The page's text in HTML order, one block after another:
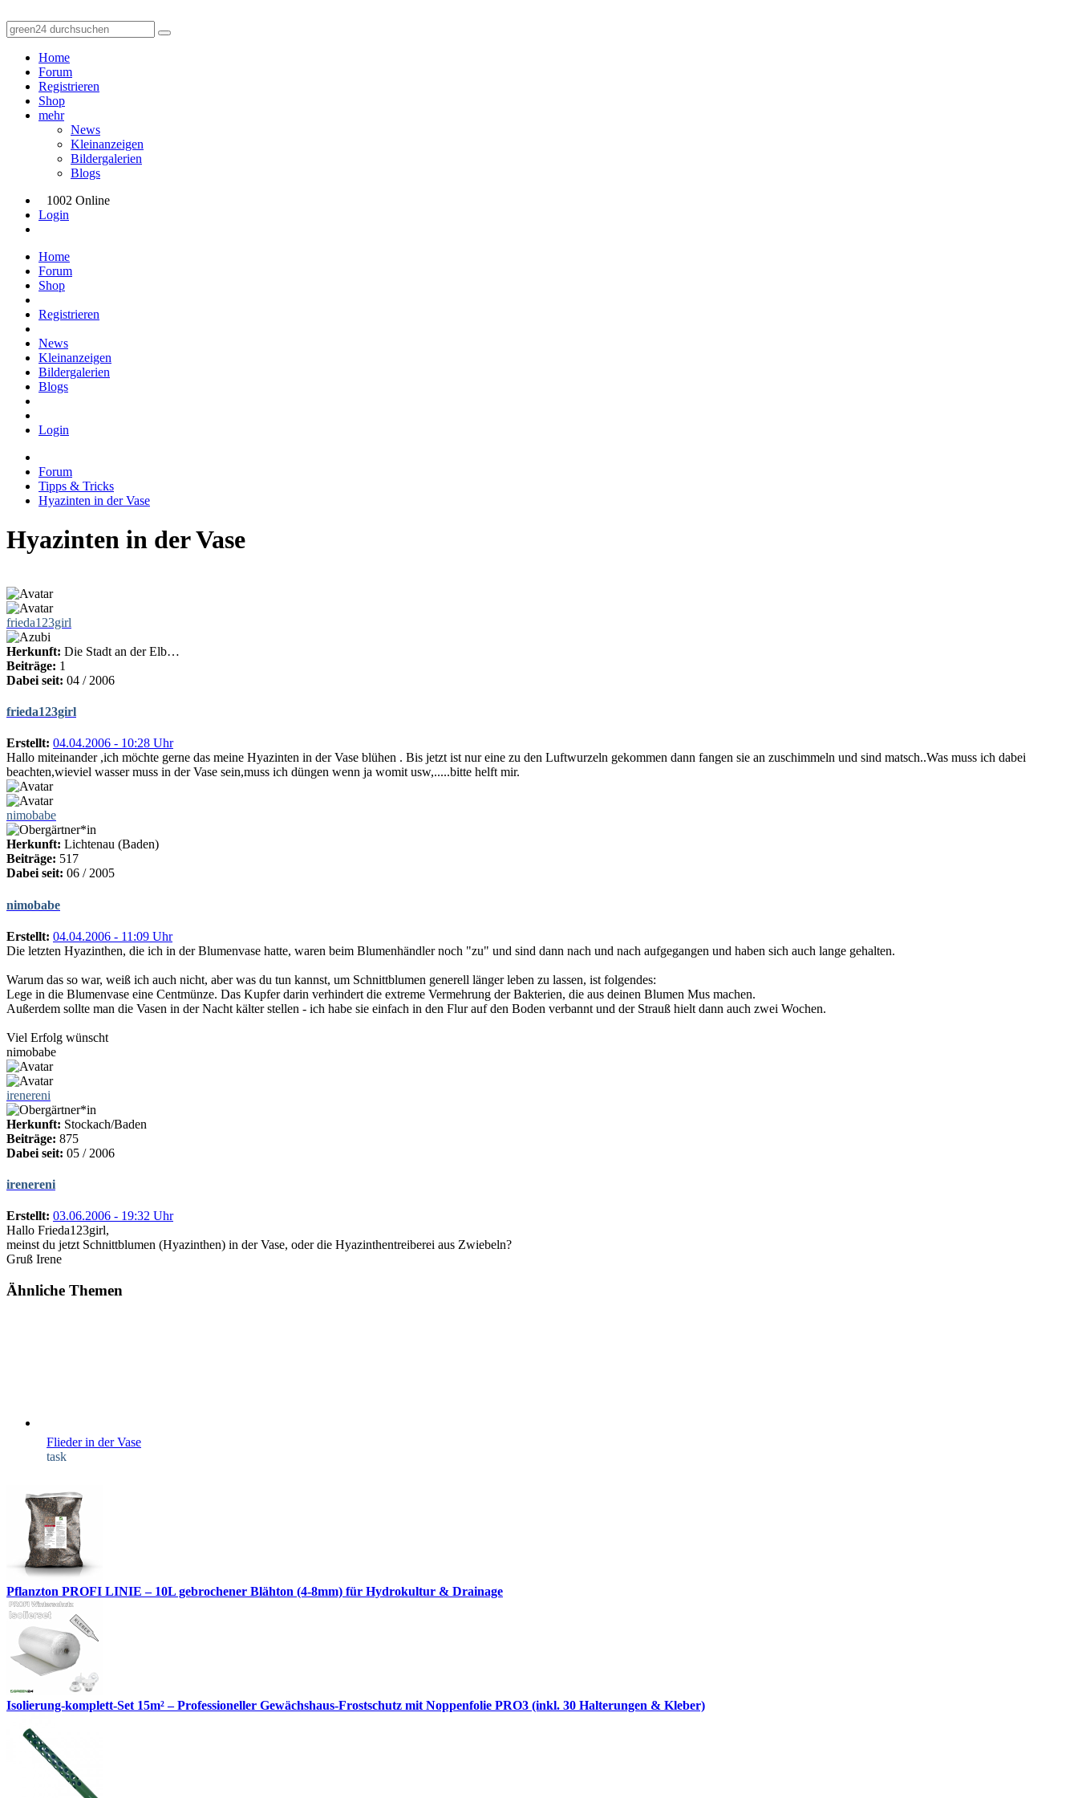
Home
Forum
Registrieren
Shop
mehr
News
Kleinanzeigen
Bildergalerien
Blogs
1002 Online
Login
Home
Forum
Shop
Registrieren
News
Kleinanzeigen
Bildergalerien
Blogs
Login
Forum
Tipps & Tricks
Hyazinten in der Vase
Hyazinten in der Vase
frieda123girl
Herkunft: Die Stadt an der Elb…
Beiträge: 1
Dabei seit: 04 / 2006
frieda123girl
Erstellt: 04.04.2006 - 10:28 Uhr
Hallo miteinander ,ich möchte gerne das meine Hyazinten in der Vase blühen . Bis jetzt ist nur eine zu den Luftwurzeln gekommen dann fangen sie an zuschimmeln und sind matsch..Was muss ich dabei
beachten,wieviel wasser muss in der Vase sein,muss ich düngen wenn ja womit usw,.....bitte helft mir.
nimobabe
Herkunft: Lichtenau (Baden)
Beiträge: 517
Dabei seit: 06 / 2005
nimobabe
Erstellt: 04.04.2006 - 11:09 Uhr
Die letzten Hyazinthen, die ich in der Blumenvase hatte, waren beim Blumenhändler noch "zu" und sind dann nach und nach aufgegangen und haben sich auch lange gehalten.
Warum das so war, weiß ich auch nicht, aber was du tun kannst, um Schnittblumen generell länger leben zu lassen, ist folgendes:
Lege in die Blumenvase eine Centmünze. Das Kupfer darin verhindert die extreme Vermehrung der Bakterien, die aus deinen Blumen Mus machen.
Außerdem sollte man die Vasen in der Nacht kälter stellen - ich habe sie einfach in den Flur auf den Boden verbannt und der Strauß hielt dann auch zwei Wochen.
Viel Erfolg wünscht
nimobabe
irenereni
Herkunft: Stockach/Baden
Beiträge: 875
Dabei seit: 05 / 2006
irenereni
Erstellt: 03.06.2006 - 19:32 Uhr
Hallo Frieda123girl,
meinst du jetzt Schnittblumen (Hyazinthen) in der Vase, oder die Hyazinthentreiberei aus Zwiebeln?
Gruß Irene
Ähnliche Themen
Flieder in der Vase
task
Pflanzton PROFI LINIE – 10L gebrochener Blähton (4-8mm) für Hydrokultur & Drainage
Isolierung-komplett-Set 15m² – Professioneller Gewächshaus-Frostschutz mit Noppenfolie PRO3 (inkl. 30 Halterungen & Kleber)